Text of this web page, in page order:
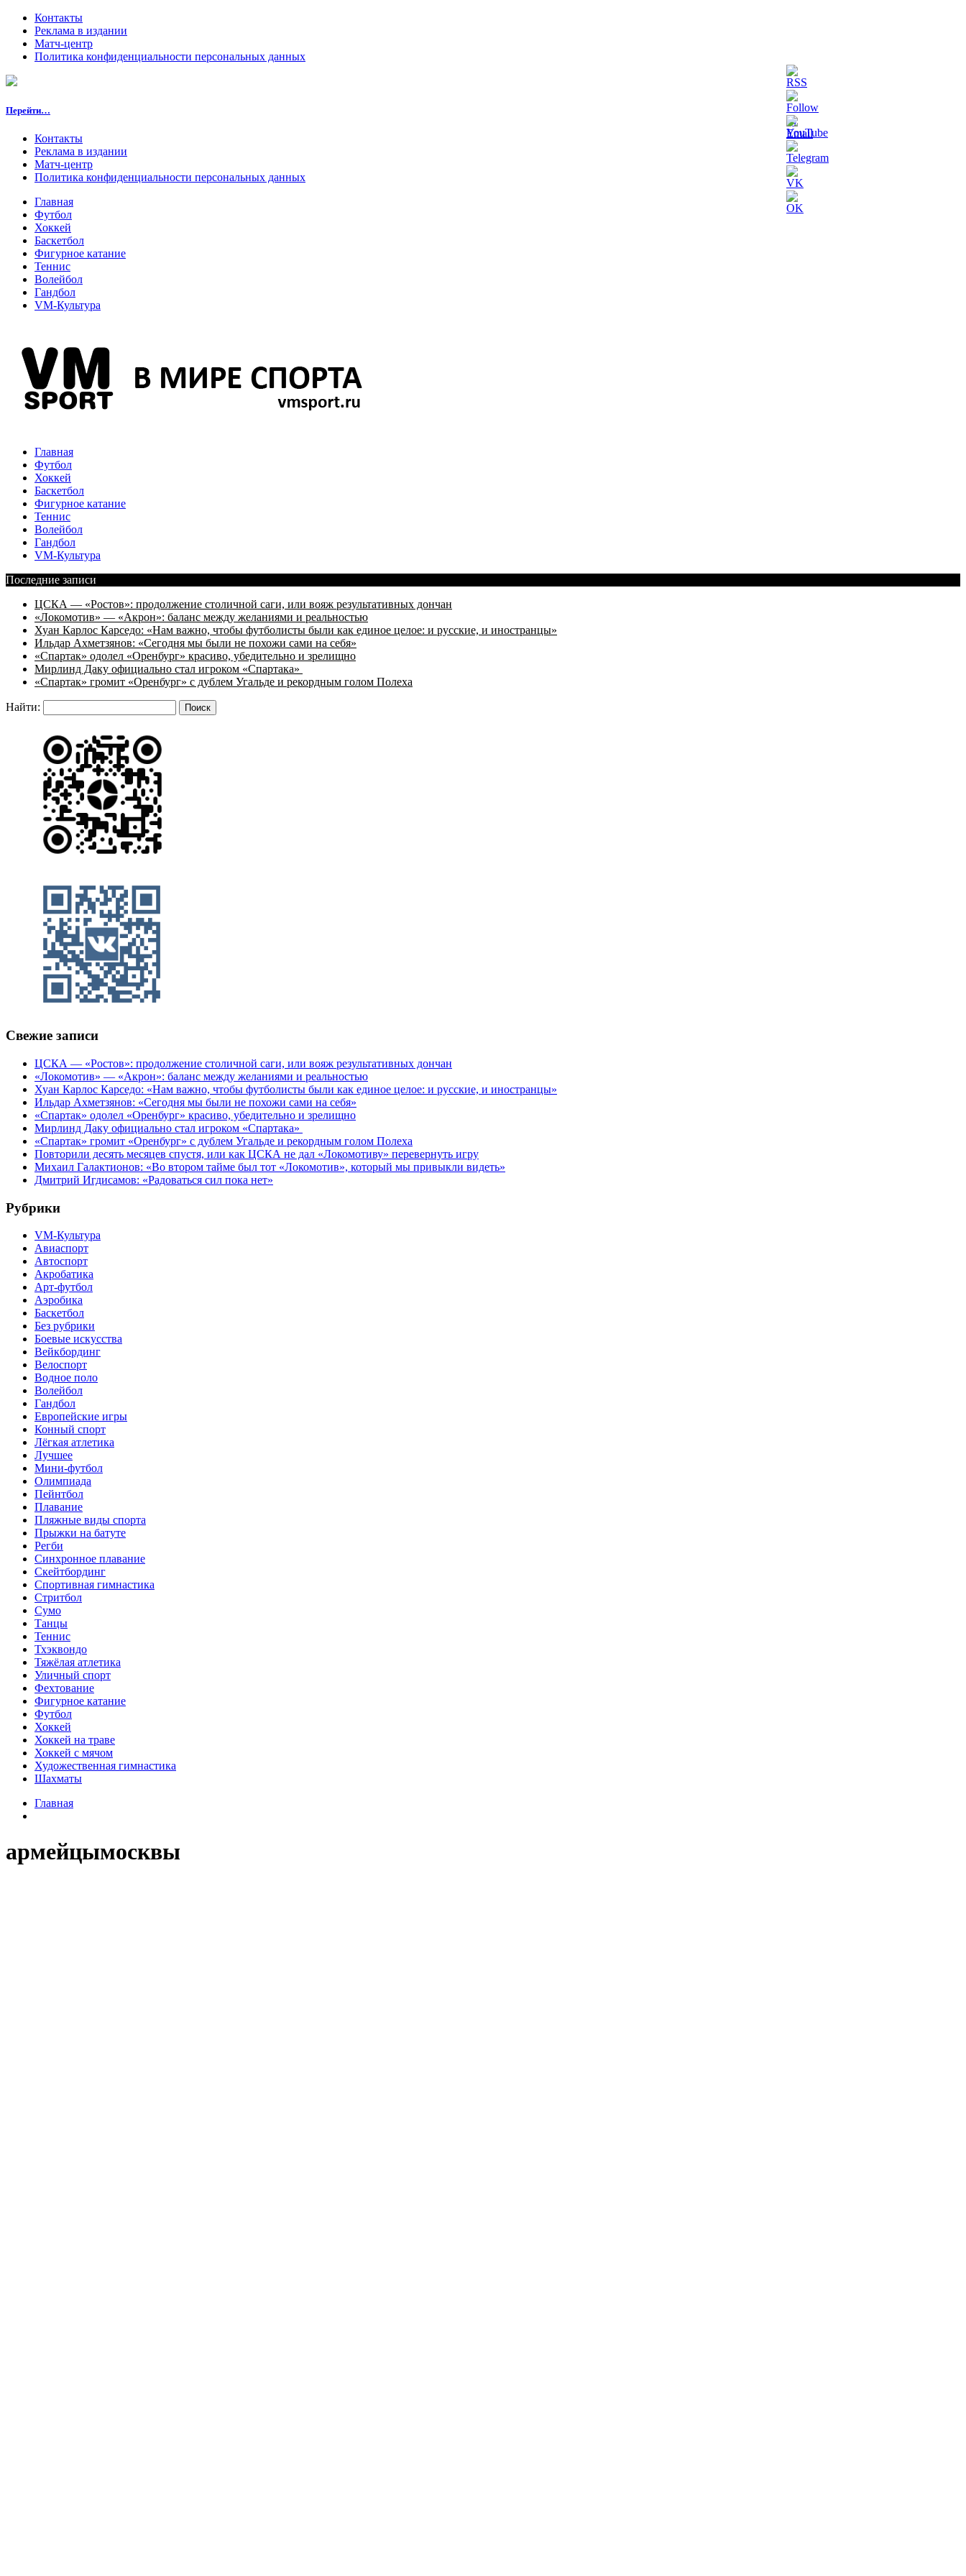
Контакты
Реклама в издании
Матч-центр
Политика конфиденциальности персональных данных
Перейти…
Контакты
Реклама в издании
Матч-центр
Политика конфиденциальности персональных данных
Главная
Футбол
Хоккей
Баскетбол
Фигурное катание
Теннис
Волейбол
Гандбол
VM-Культура
Главная
Футбол
Хоккей
Баскетбол
Фигурное катание
Теннис
Волейбол
Гандбол
VM-Культура
Последние записи
ЦСКА — «Ростов»: продолжение столичной саги, или вояж результативных дончан
«Локомотив» — «Акрон»: баланс между желаниями и реальностью
Хуан Карлос Карседо: «Нам важно, чтобы футболисты были как единое целое: и русские, и иностранцы»
Ильдар Ахметзянов: «Сегодня мы были не похожи сами на себя»
«Спартак» одолел «Оренбург» красиво, убедительно и зрелищно
Мирлинд Даку официально стал игроком «Спартака»
«Спартак» громит «Оренбург» с дублем Угальде и рекордным голом Полеха
Найти:
Свежие записи
ЦСКА — «Ростов»: продолжение столичной саги, или вояж результативных дончан
«Локомотив» — «Акрон»: баланс между желаниями и реальностью
Хуан Карлос Карседо: «Нам важно, чтобы футболисты были как единое целое: и русские, и иностранцы»
Ильдар Ахметзянов: «Сегодня мы были не похожи сами на себя»
«Спартак» одолел «Оренбург» красиво, убедительно и зрелищно
Мирлинд Даку официально стал игроком «Спартака»
«Спартак» громит «Оренбург» с дублем Угальде и рекордным голом Полеха
Повторили десять месяцев спустя, или как ЦСКА не дал «Локомотиву» перевернуть игру
Михаил Галактионов: «Во втором тайме был тот «Локомотив», который мы привыкли видеть»
Дмитрий Игдисамов: «Радоваться сил пока нет»
Рубрики
VM-Культура
Авиаспорт
Автоспорт
Акробатика
Арт-футбол
Аэробика
Баскетбол
Без рубрики
Боевые искусства
Вейкбординг
Велоспорт
Водное поло
Волейбол
Гандбол
Европейские игры
Конный спорт
Лёгкая атлетика
Лучшее
Мини-футбол
Олимпиада
Пейнтбол
Плавание
Пляжные виды спорта
Прыжки на батуте
Регби
Синхронное плавание
Скейтбординг
Спортивная гимнастика
Стритбол
Сумо
Танцы
Теннис
Тхэквондо
Тяжёлая атлетика
Уличный спорт
Фехтование
Фигурное катание
Футбол
Хоккей
Хоккей на траве
Хоккей с мячом
Художественная гимнастика
Шахматы
Главная
армейцымосквы